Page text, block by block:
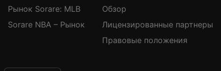
Рынок Sorare: MLB
Sorare NBA – Рынок
Обзор
Лицензированные партнеры
Правовые положения